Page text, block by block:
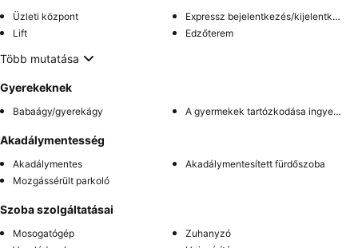
Üzleti központ
Expressz bejelentkezés/kijelentkezés
Lift
Edzőterem
Több mutatása
Gyerekeknek
Babaágy/gyerekágy A gyermekek tartózkodása ingyenes
Akadálymentesség
Akadálymentes
Akadálymentesített fürdőszoba
Mozgássérült parkoló
Szoba szolgáltatásai
Mosogatógép
Zuhanyzó